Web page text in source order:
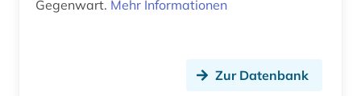
sicherheit (2)
Gegenwart. Mehr Informationen
Zur Datenbank